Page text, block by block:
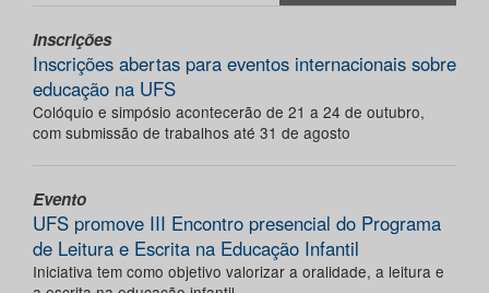
Inscrições
Inscrições abertas para eventos internacionais sobre
educação na UFS
Colóquio e simpósio acontecerão de 21 a 24 de outubro,
com submissão de trabalhos até 31 de agosto
Evento
UFS promove III Encontro presencial do Programa
de Leitura e Escrita na Educação Infantil
Iniciativa tem como objetivo valorizar a oralidade, a leitura e